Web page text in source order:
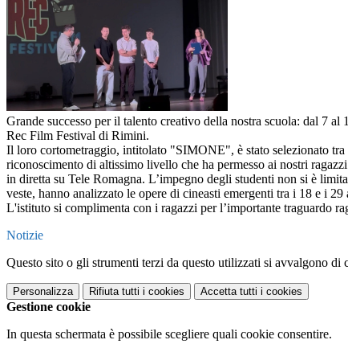
Grande successo per il talento creativo della nostra scuola: dal 7
Rec Film Festival di Rimini.
Il loro cortometraggio, intitolato "SIMONE", è stato selezionato
riconoscimento di altissimo livello che ha permesso ai nostri
in diretta su Tele Romagna. L’impegno degli studenti non si è
veste, hanno analizzato le opere di cineasti emergenti tra i 18 e i
L'istituto si complimenta con i ragazzi per l’importante traguardo
Notizie
Questo sito o gli strumenti terzi da questo utilizzati si avvalgono
Personalizza Rifiuta tutti i cookies Accetta tutti i cookies
Gestione cookie
In questa schermata è possibile scegliere quali cookie consentire.